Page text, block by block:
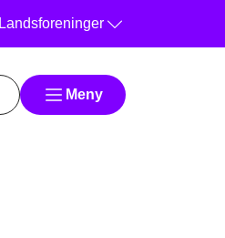
Landsforeninger
Meny